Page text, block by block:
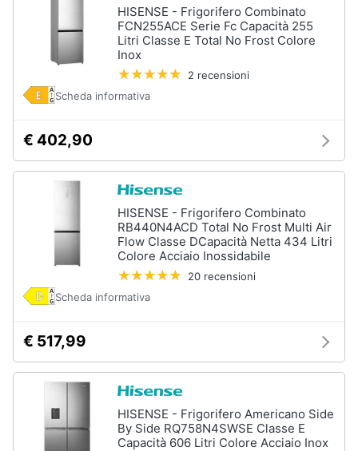
HISENSE - Frigorifero Combinato
FCN255ACE Serie Fc Capacità 255
Litri Classe E Total No Frost Colore
Inox
2 recensioni
Scheda informativa
€ 402,90
HISENSE - Frigorifero Combinato
RB440N4ACD Total No Frost Multi Air
Flow Classe DCapacità Netta 434 Litri
Colore Acciaio Inossidabile
20 recensioni
Scheda informativa
€ 517,99
HISENSE - Frigorifero Americano Side
By Side RQ758N4SWSE Classe E
Capacità 606 Litri Colore Acciaio Inox